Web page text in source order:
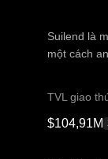
Suilend là
một cách
TVL giao
$104,91M